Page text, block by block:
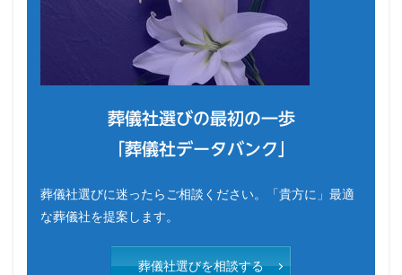
葬儀社選びの最初の一歩
「葬儀社データバンク」
葬儀社選びに迷ったらご相談ください。「貴方に」最適
な葬儀社を提案します。
葬儀社選びを相談する